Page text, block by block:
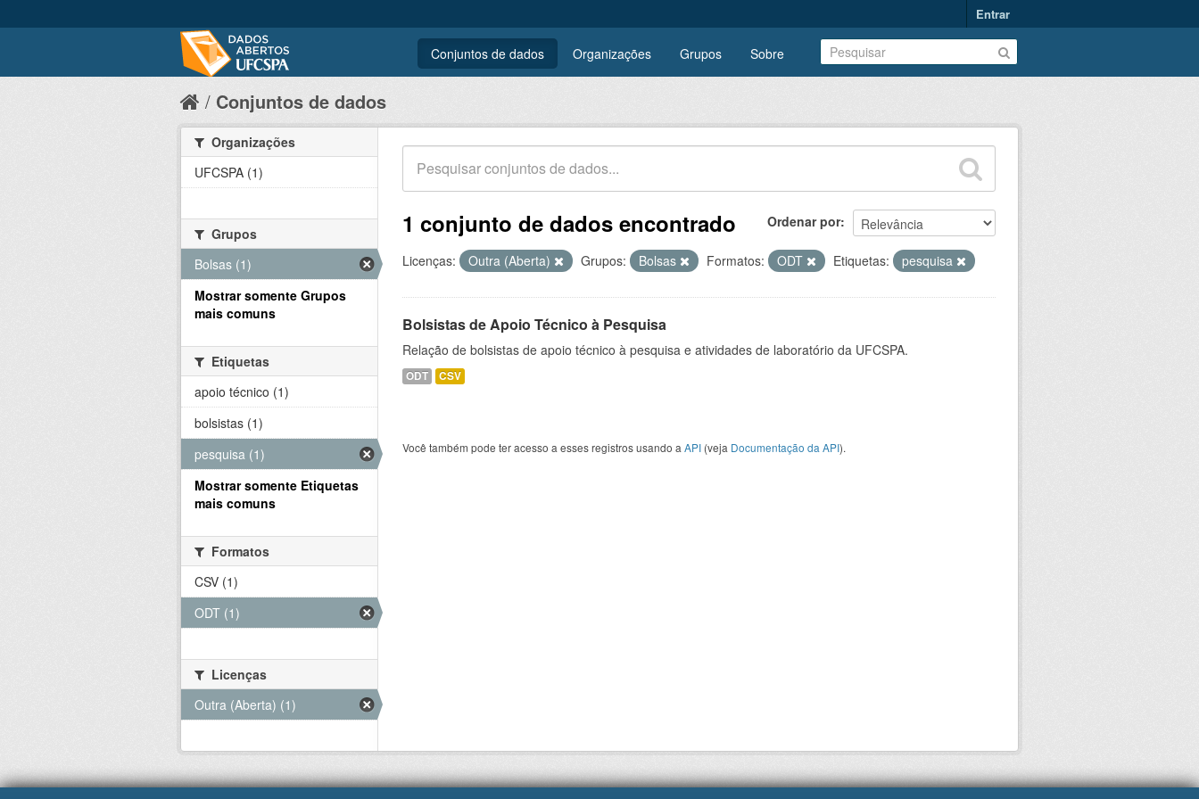
Entrar
Conjuntos de dados Organizações Grupos Sobre
Conjuntos de dados
Ordenar por
1 conjunto de dados encontrado
Licenças: Outra (Aberta) Grupos: Bolsas Formatos: ODT Etiquetas: pesquisa
Bolsistas de Apoio Técnico à Pesquisa
Relação de bolsistas de apoio técnico à pesquisa e atividades de laboratório da UFCSPA.
ODT CSV
Você também pode ter acesso a esses registros usando a API (veja Documentação da API).
Organizações
UFCSPA (1)
Grupos
Bolsas (1)
Mostrar somente Grupos
mais comuns
Etiquetas
apoio técnico (1)
bolsistas (1)
pesquisa (1)
Mostrar somente Etiquetas
mais comuns
Formatos
CSV (1)
ODT (1)
Licenças
Outra (Aberta) (1)